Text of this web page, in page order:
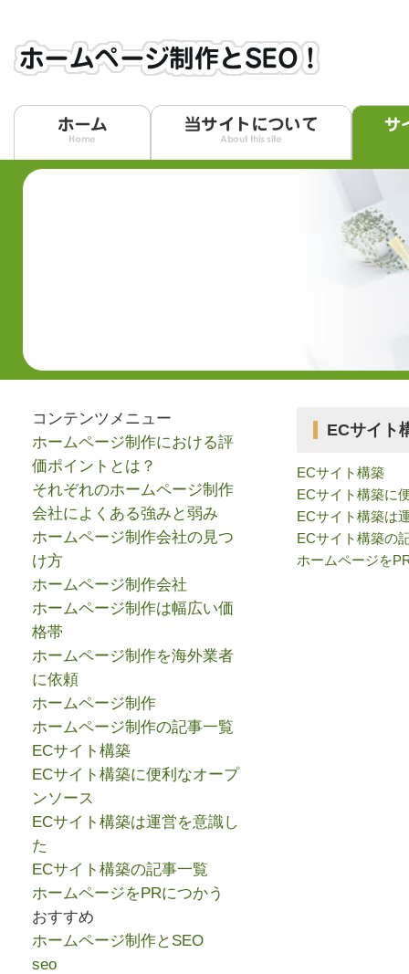
ECサイト
ECサイト構築
ECサイト構築に
ECサイト構築は
ECサイト構築の
ホームページを
コンテンツメニュー
ホームページ制作における評
価ポイントとは？
それぞれのホームページ制作
会社によくある強みと弱み
ホームページ制作会社の見つ
け方
ホームページ制作会社
ホームページ制作は幅広い価
格帯
ホームページ制作を海外業者
に依頼
ホームページ制作
ホームページ制作の記事一覧
ECサイト構築
ECサイト構築に便利なオープ
ンソース
ECサイト構築は運営を意識し
た
ECサイト構築の記事一覧
ホームページをPRにつかう
おすすめ
ホームページ制作とSEO
seo